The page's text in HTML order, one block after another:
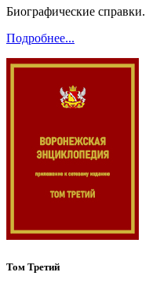
Биографические справки.
Подробнее...
Том Третий